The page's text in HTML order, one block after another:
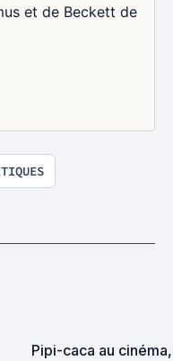
et de Beckett de
Pipi-caca au